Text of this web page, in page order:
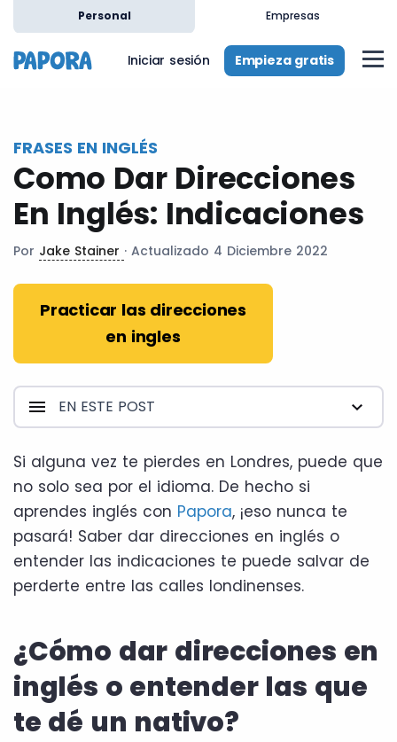
Personal Empresas
Iniciar sesión Empieza gratis
FRASES EN INGLÉS
Como Dar Direcciones
En Inglés: Indicaciones
Por Jake Stainer · Actualizado 4 Diciembre 2022
Practicar las direcciones
en ingles
EN ESTE POST
Si alguna vez te pierdes en Londres, puede que
no solo sea por el idioma. De hecho si
aprendes inglés con Papora, ¡eso nunca te
pasará! Saber dar direcciones en inglés o
entender las indicaciones te puede salvar de
perderte entre las calles londinenses.
¿Cómo dar direcciones en
inglés o entender las que
te dé un nativo?